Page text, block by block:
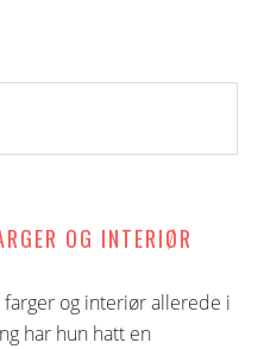
OG INTERIØR
og interiør allerede i
har hun hatt en